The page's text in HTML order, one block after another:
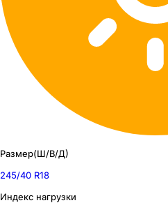
Размер(Ш/В/Д)
245/40 R18
Индекс нагрузки